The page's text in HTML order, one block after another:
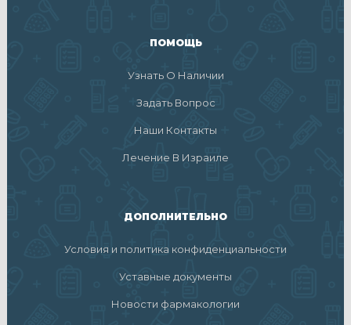
ПОМОЩЬ
Узнать О Наличии
Задать Вопрос
Наши Контакты
Лечение В Израиле
ДОПОЛНИТЕЛЬНО
Условия и политика конфиденциальности
Уставные документы
Новости фармакологии